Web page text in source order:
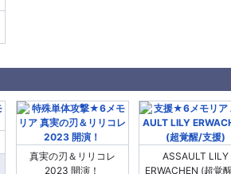
真実の刃＆リリコレ
2023 開演！
ASSAULT LILY
ERWACHEN (超覚